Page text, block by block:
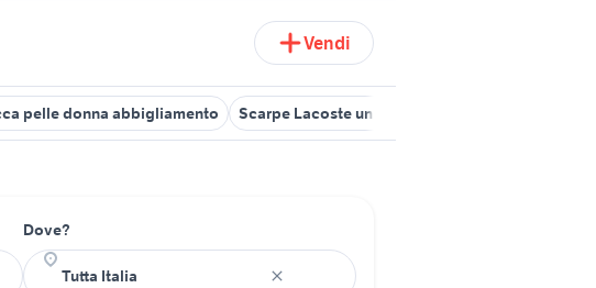
Vendi
pelle donna abbigliamento Scarpe Lacoste unisex
Dove?